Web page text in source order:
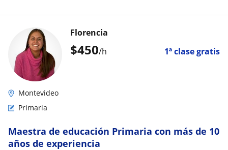
$450/h 1ª clase gratis
Florencia
Montevideo
Primaria
Maestra de educación Primaria con más de 10
años de experiencia